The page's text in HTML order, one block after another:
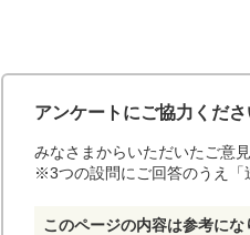
アンケートにご協力くださ
みなさまからいただいたご意
※3つの設問にご回答のうえ「
このページの内容は参考にな